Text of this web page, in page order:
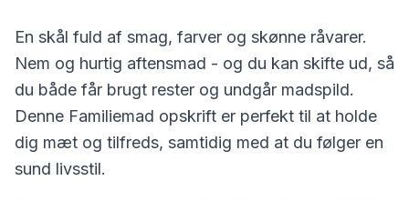
En skål fuld af smag, farver og skønne råvarer.
Nem og hurtig aftensmad - og du kan skifte ud, så
du både får brugt rester og undgår madspild.
Denne Familiemad opskrift er perfekt til at holde
dig mæt og tilfreds, samtidig med at du følger en
sund livsstil.